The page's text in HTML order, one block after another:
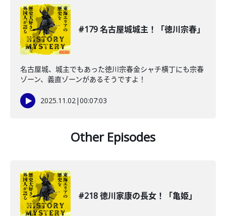
#179 名古屋城城主！「徳川宗春」
名古屋城、城主でもあった徳川宗春金シャチ横丁にも宗春
ゾーン、義直ゾーンがあるそうですよ！
2025.11.02|00:07:03
Other Episodes
#218 徳川家康の長女！「亀姫」